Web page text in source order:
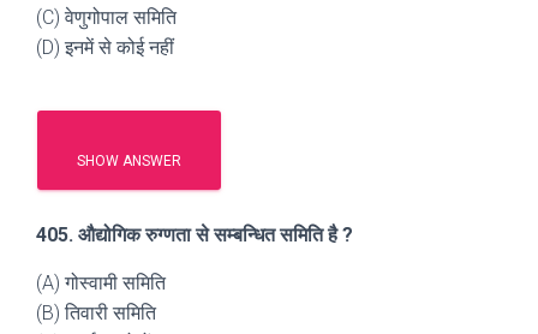
(C) वेणुगोपाल समिति
(D) इनमें से कोई नहीं
SHOW ANSWER
405. औद्योगिक रुग्णता से सम्बन्धित समिति है ?
(A) गोस्वामी समिति
(B) तिवारी समिति